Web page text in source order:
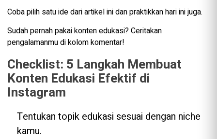
Coba pilih satu ide dari artikel ini dan praktikkan hari ini juga.
Sudah pernah pakai konten edukasi? Ceritakan
pengalamanmu di kolom komentar!
Checklist: 5 Langkah Membuat
Konten Edukasi Efektif di
Instagram
Tentukan topik edukasi sesuai dengan niche
kamu.